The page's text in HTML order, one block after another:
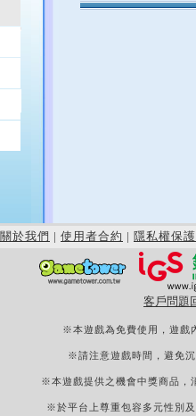
關於我們 | 使用者合約 | 隱私權保護
客戶問題
※本遊戲為免費使用，遊戲
※請注意遊戲時間，避免
※本遊戲提供之機會中獎商品，
※於平台上尊重包容多元性別